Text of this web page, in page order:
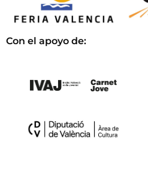
Con el apoyo de: